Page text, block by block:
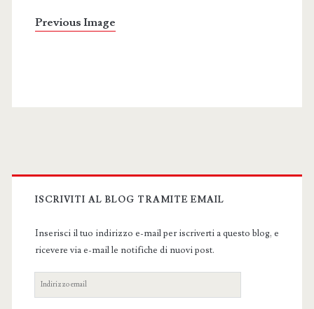
Previous Image
Primary
Sidebar
ISCRIVITI AL BLOG TRAMITE EMAIL
Inserisci il tuo indirizzo e-mail per iscriverti a questo blog, e
ricevere via e-mail le notifiche di nuovi post.
Indirizzo
email